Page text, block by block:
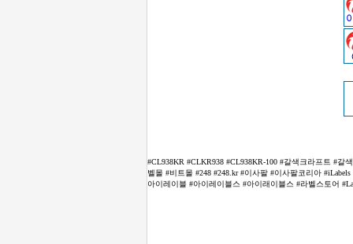
#CL938KR #CLKR938 #CL938KR-100 #갈색크라프트 #
벨몰 #비트몰 #248 #248.kr #이사팔 #이사팔코리아
아이레이블 #아이레이블스 #아이래이블스 #라벨스토어